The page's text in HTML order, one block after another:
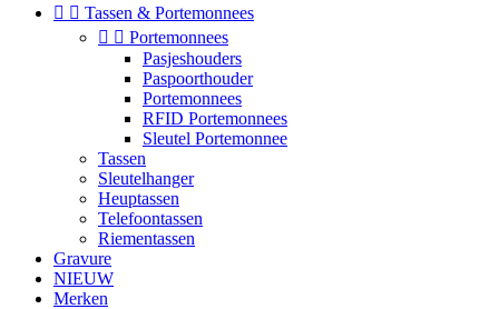
  Tassen & Portemonnees
  Portemonnees
Pasjeshouders
Paspoorthouder
Portemonnees
RFID Portemonnees
Sleutel Portemonnee
Tassen
Sleutelhanger
Heuptassen
Telefoontassen
Riementassen
Gravure
NIEUW
Merken